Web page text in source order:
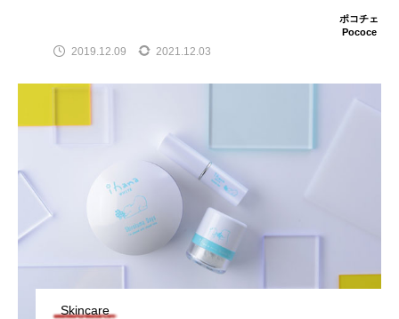
ポコチェ
Pococe
2019.12.09 2021.12.03
Skincare